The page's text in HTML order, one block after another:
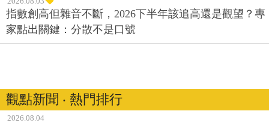
指數創高但雜音不斷，2026下半年該追高還是觀望？專
家點出關鍵：分散不是口號
觀點新聞 ‧ 熱門排行
2026.08.04